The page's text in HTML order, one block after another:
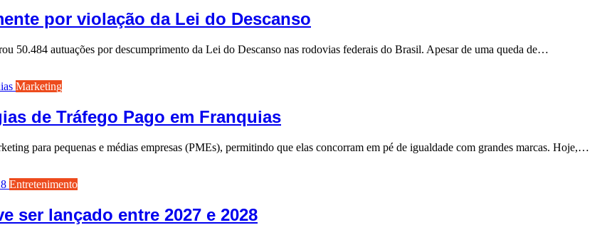
por violação da Lei do Descanso
50.484 autuações por descumprimento da Lei do Descanso nas rodovias federais do Brasil. Apesar de uma queda de…
Marketing
de Tráfego Pago em Franquias
para pequenas e médias empresas (PMEs), permitindo que elas concorram em pé de igualdade com grandes marcas. Hoje,…
Entretenimento
ser lançado entre 2027 e 2028